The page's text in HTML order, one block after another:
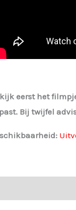
eerst het
Bij twijfel